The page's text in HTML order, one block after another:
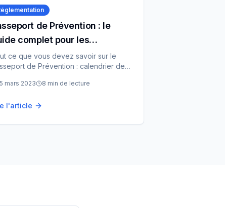
de Prévention : le
complet pour les
ce que vous devez savoir sur le
de Prévention : calendrier de
s'y préparer efficacement.
mars 2023 8 min de lecture
l'article